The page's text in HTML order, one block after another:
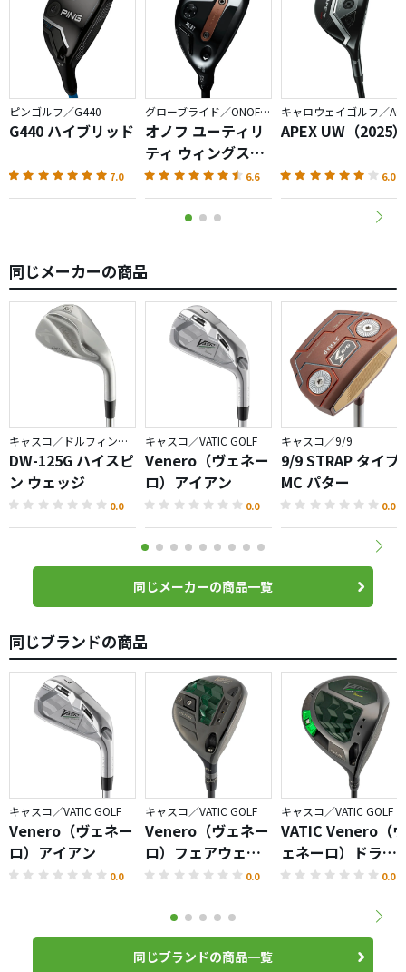
ピンゴルフ／G440
G440 ハイブリッド
7.0
グローブライド／ONOFF AKA
オノフ ユーティリ
ティ ウィングス
AKA（2026）
6.6
APEX UW（2025）
6.0
同じメーカーの商品
キャスコ／ドルフィンウェッジ
DW-125G ハイスピ
ン ウェッジ
0.0
キャスコ／VATIC GOLF
Venero（ヴェネー
ロ）アイアン
0.0
キャスコ／9/9
9/9 STRAP タイプ
MC パター
0.0
同じメーカーの商品一覧
同じブランドの商品
キャスコ／VATIC GOLF
Venero（ヴェネー
ロ）アイアン
0.0
キャスコ／VATIC GOLF
Venero（ヴェネー
ロ）フェアウェイ
ウッド
0.0
キャスコ／VATIC GOLF
VATIC Venero（ヴ
ェネーロ）ドライ
バー
0.0
同じブランドの商品一覧